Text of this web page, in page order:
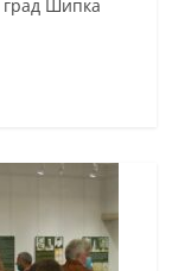
град Шипка